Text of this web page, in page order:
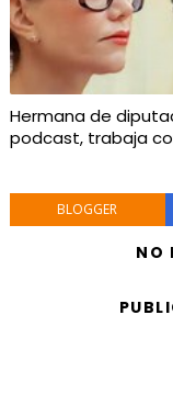
Hermana de
podcast, trabaja
BLOGGER
NO